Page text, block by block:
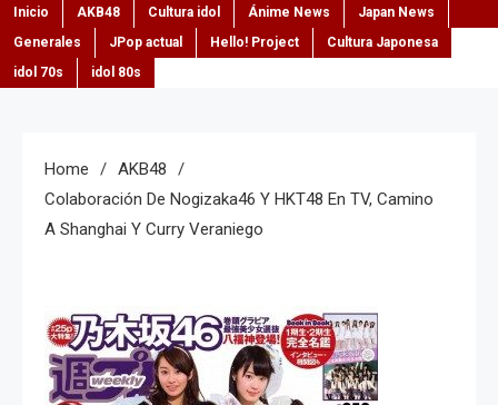
Inicio AKB48 Cultura idol Ánime News
Japan News
Generales
JPop actual Hello! Project
Cultura Japonesa
idol 70s
idol 80s
Home
AKB48
Colaboración De Nogizaka46 Y HKT48 En TV, Camino
A Shanghai Y Curry Veraniego